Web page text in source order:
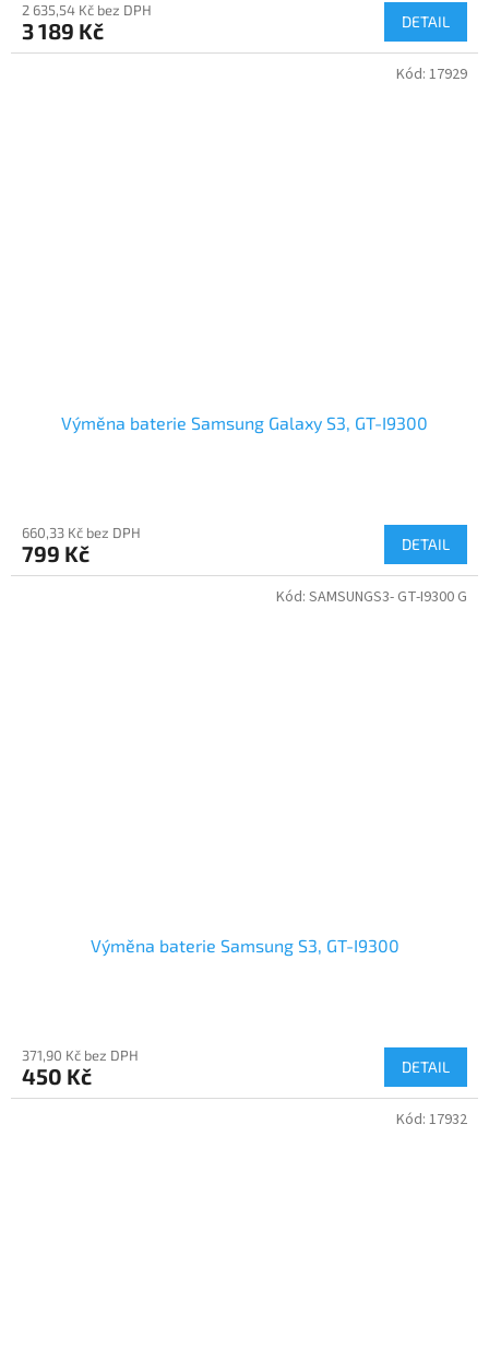
2 635,54 Kč bez DPH
3 189 Kč DETAIL
Výměna baterie Samsung Galaxy S3, GT-I9300
660,33 Kč bez DPH
799 Kč DETAIL
Kód: 17929
Výměna baterie Samsung S3, GT-I9300
371,90 Kč bez DPH
450 Kč DETAIL
Kód: SAMSUNGS3- GT-I9300 G
Kód: 17932